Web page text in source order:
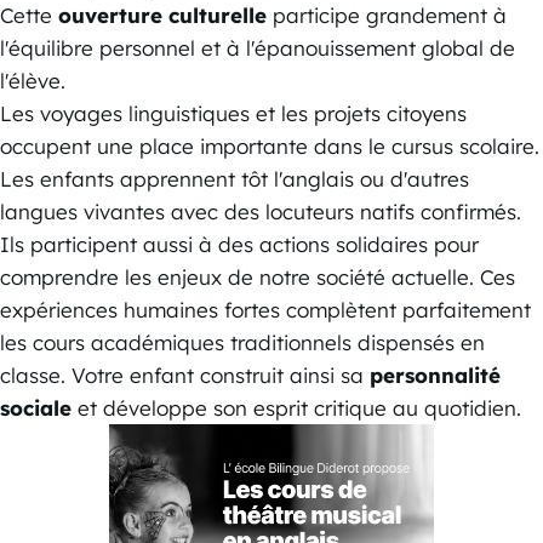
Cette ouverture culturelle participe grandement à
l'équilibre personnel et à l'épanouissement global de
l'élève.
Les voyages linguistiques et les projets citoyens
occupent une place importante dans le cursus scolaire.
Les enfants apprennent tôt l'anglais ou d'autres
langues vivantes avec des locuteurs natifs confirmés.
Ils participent aussi à des actions solidaires pour
comprendre les enjeux de notre société actuelle. Ces
expériences humaines fortes complètent parfaitement
les cours académiques traditionnels dispensés en
classe. Votre enfant construit ainsi sa personnalité
sociale et développe son esprit critique au quotidien.